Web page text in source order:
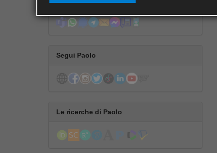
Segui Paolo
Le ricerche di Paolo